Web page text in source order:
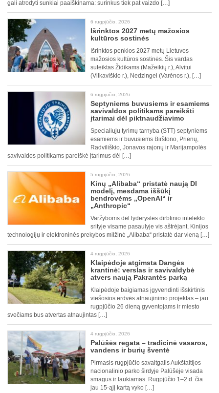
gali atrodyti sunkiai paaiškinama: surinkus tiek pat vaizdo […]
6 rugpjūčio, 2026
Išrinktos 2027 metų mažosios
kultūros sostinės
Išrinktos penkios 2027 metų Lietuvos
mažosios kultūros sostinės. Šis vardas
suteiktas Židikams (Mažeikių r.), Alvitui
(Vilkaviškio r.), Nedzingei (Varėnos r.), […]
6 rugpjūčio, 2026
Septyniems buvusiems ir esamiems
savivaldos politikams pareikšti
įtarimai dėl piktnaudžiavimo
Specialiųjų tyrimų tarnyba (STT) septyniems
esamiems ir buvusiems Birštono, Prienų,
Radviliškio, Jonavos rajonų ir Marijampolės
savivaldos politikams pareiškė įtarimus dėl […]
5 rugpjūčio, 2026
Kinų „Alibaba“ pristatė naują DI
modelį, mesdama iššūkį
bendrovėms „OpenAI“ ir
„Anthropic“
Varžyboms dėl lyderystės dirbtinio intelekto
srityje visame pasaulyje vis aštrėjant, Kinijos
technologijų ir elektroninės prekybos milžinė „Alibaba“ pristatė dar vieną […]
4 rugpjūčio, 2026
Klaipėdoje atgimsta Dangės
krantinė: verslas ir savivaldybė
atvers naują Pakrantės parką
Klaipėdoje baigiamas įgyvendinti išskirtinis
viešosios erdvės atnaujinimo projektas – jau
rugpjūčio 26 dieną gyventojams ir miesto
svečiams bus atvertas atnaujintas […]
4 rugpjūčio, 2026
Palūšės regata – tradicinė vasaros,
vandens ir burių šventė
Pirmasis rugpjūčio savaitgalis Aukštaitijos
nacionalinio parko širdyje Palūšėje visada
smagus ir laukiamas. Rugpjūčio 1–2 d. čia
jau 15-ąjį kartą vyko […]